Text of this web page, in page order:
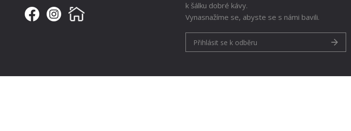
k šálku dobré kávy.
Vynasnažíme se, abyste se s námi bavili.
Přihlásit se k odběru